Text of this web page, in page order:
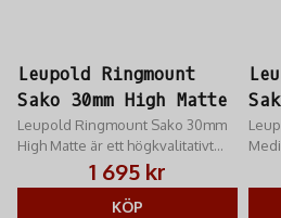
Leupold Ringmount
Sako 30mm High Matte
Leupold Ringmount Sako 30mm
High Matte är ett högkvalitativt
alternativ till vapentillverkarens
egna ringfästen
1 695 kr
KÖP